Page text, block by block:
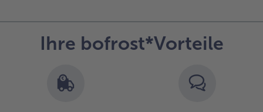
Ihre bofrost*Vorteile